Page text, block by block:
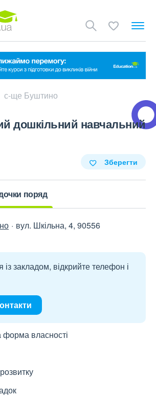
с-ще Буштино
дошкільний навчальний
Зберегти
поряд
вул. Шкільна, 4, 90556
закладом, відкрийте телефон і
власності